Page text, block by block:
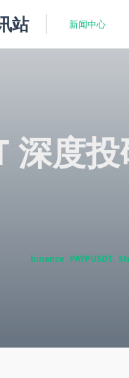
站 新闻中心
深度
binance PAYPUSDT